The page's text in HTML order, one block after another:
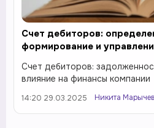
Счет дебиторов:
формирование и
Счет дебиторов:
влияние на финансы компании
14:20 29.03.2025 Никита Марычев